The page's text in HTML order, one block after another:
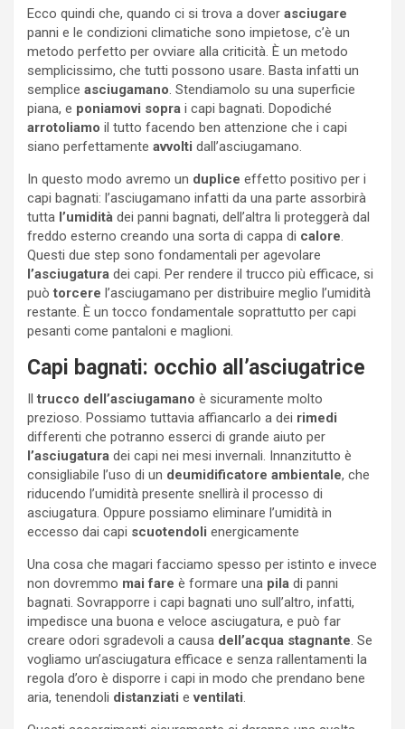
Ecco quindi che, quando ci si trova a dover asciugare
panni e le condizioni climatiche sono impietose, c’è un
metodo perfetto per ovviare alla criticità. È un metodo
semplicissimo, che tutti possono usare. Basta infatti un
semplice asciugamano. Stendiamolo su una superficie
piana, e poniamovi sopra i capi bagnati. Dopodiché
arrotoliamo il tutto facendo ben attenzione che i capi
siano perfettamente avvolti dall’asciugamano.
In questo modo avremo un duplice effetto positivo per i
capi bagnati: l’asciugamano infatti da una parte assorbirà
tutta l’umidità dei panni bagnati, dell’altra li proteggerà dal
freddo esterno creando una sorta di cappa di calore.
Questi due step sono fondamentali per agevolare
l’asciugatura dei capi. Per rendere il trucco più efficace, si
puòtorcere l’asciugamano per distribuire meglio l’umidità
restante. È un tocco fondamentale soprattutto per capi
pesanti come pantaloni e maglioni.
Capi bagnati: occhio all’asciugatrice
Iltrucco dell’asciugamano è sicuramente molto
prezioso. Possiamo tuttavia affiancarlo a dei rimedi
differenti che potranno esserci di grande aiuto per
l’asciugatura dei capi nei mesi invernali. Innanzitutto è
consigliabile l’uso di un deumidificatore ambientale, che
riducendo l’umidità presente snellirà il processo di
asciugatura. Oppure possiamo eliminare l’umidità in
eccesso dai capi scuotendoli energicamente
Una cosa che magari facciamo spesso per istinto e invece
non dovremmo mai fare è formare una pila di panni
bagnati. Sovrapporre i capi bagnati uno sull’altro, infatti,
impedisce una buona e veloce asciugatura, e può far
creare odori sgradevoli a causa dell’acqua stagnante. Se
vogliamo un’asciugatura efficace e senza rallentamenti la
regola d’oro è disporre i capi in modo che prendano bene
aria, tenendoli distanziati eventilati.